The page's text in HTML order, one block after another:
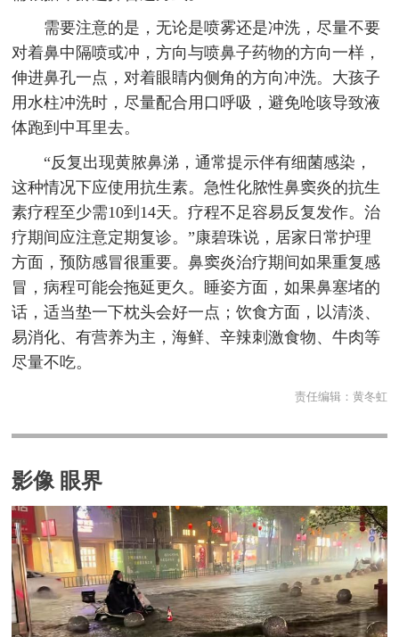
需要注意的是，无论是喷雾还是冲洗，尽量不要
对着鼻中隔喷或冲，方向与喷鼻子药物的方向一样，
伸进鼻孔一点，对着眼睛内侧角的方向冲洗。大孩子
用水柱冲洗时，尽量配合用口呼吸，避免呛咳导致液
体跑到中耳里去。
“反复出现黄脓鼻涕，通常提示伴有细菌感染，
这种情况下应使用抗生素。急性化脓性鼻窦炎的抗生
素疗程至少需10到14天。疗程不足容易反复发作。治
疗期间应注意定期复诊。”康碧珠说，居家日常护理
方面，预防感冒很重要。鼻窦炎治疗期间如果重复感
冒，病程可能会拖延更久。睡姿方面，如果鼻塞堵的
话，适当垫一下枕头会好一点；饮食方面，以清淡、
易消化、有营养为主，海鲜、辛辣刺激食物、牛肉等
尽量不吃。
责任编辑： 黄冬虹
影像 眼界